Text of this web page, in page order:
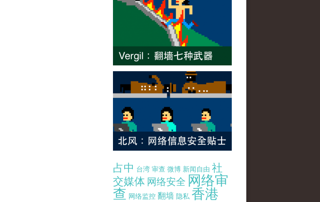
占中 台湾 审查 微博 新闻自由 社
交媒体 网络安全 网络审
查 网络监控 翻墙 隐私 香港